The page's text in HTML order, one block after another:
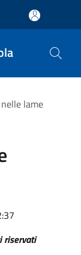
lame
riservati